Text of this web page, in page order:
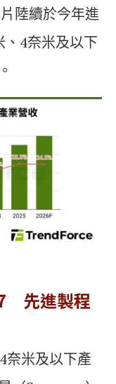
陸續於今年進
4奈米及以下
先進製程
奈米及以下產